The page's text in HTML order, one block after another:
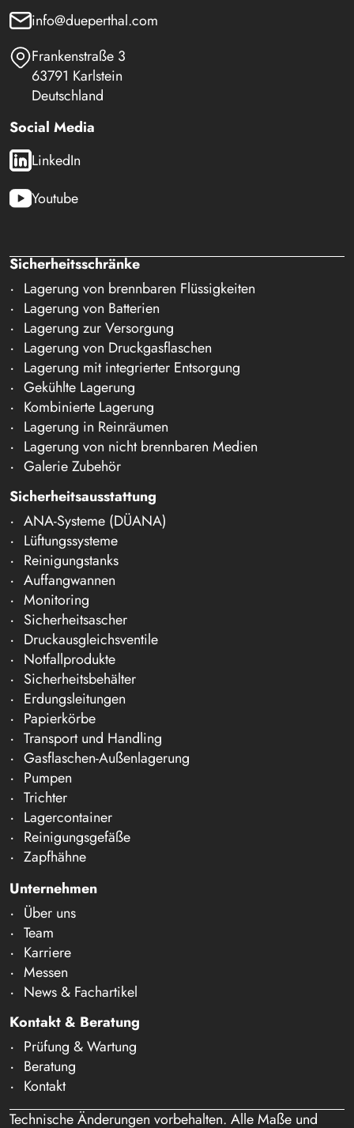
info@dueperthal.com
Frankenstraße 3
63791 Karlstein
Deutschland
Social Media
LinkedIn
Youtube
Sicherheitsschränke
Lagerung von brennbaren Flüssigkeiten
Lagerung von Batterien
Lagerung zur Versorgung
Lagerung von Druckgasflaschen
Lagerung mit integrierter Entsorgung
Gekühlte Lagerung
Kombinierte Lagerung
Lagerung in Reinräumen
Lagerung von nicht brennbaren Medien
Galerie Zubehör
Sicherheitsausstattung
ANA-Systeme (DÜANA)
Lüftungssysteme
Reinigungstanks
Auffangwannen
Monitoring
Sicherheitsascher
Druckausgleichsventile
Notfallprodukte
Sicherheitsbehälter
Erdungsleitungen
Papierkörbe
Transport und Handling
Gasflaschen-Außenlagerung
Pumpen
Trichter
Lagercontainer
Reinigungsgefäße
Zapfhähne
Unternehmen
Über uns
Team
Karriere
Messen
News & Fachartikel
Kontakt & Beratung
Prüfung & Wartung
Beratung
Kontakt
Technische Änderungen vorbehalten. Alle Maße und